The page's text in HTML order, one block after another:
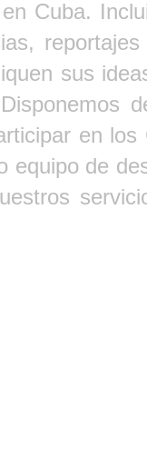
Cuba.
sus
en
equipo de